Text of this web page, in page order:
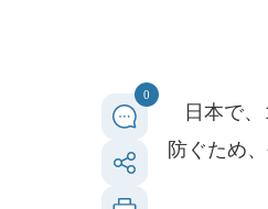
0
日本で、
防ぐため